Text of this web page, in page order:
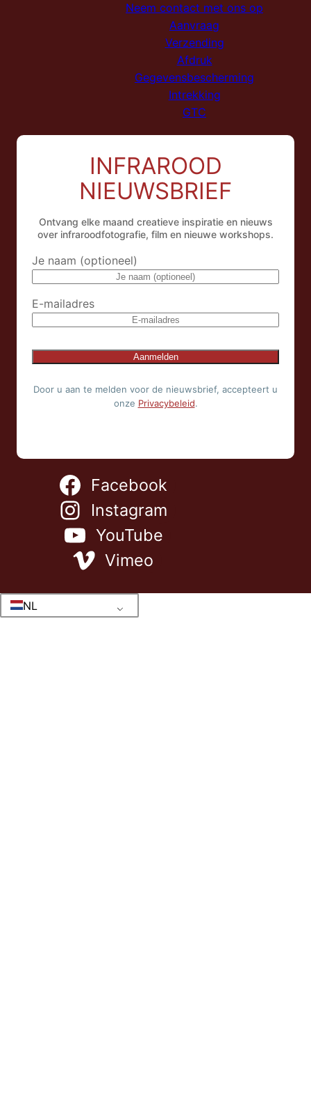
Neem contact met ons op
Aanvraag
Verzending
Afdruk
Gegevensbescherming
Intrekking
GTC
INFRAROOD
NIEUWSBRIEF
Ontvang elke maand creatieve inspiratie en nieuws
over infraroodfotografie, film en nieuwe workshops.
Je naam (optioneel)
E-mailadres
Door u aan te melden voor de nieuwsbrief, accepteert u
onze Privacybeleid.
Facebook
Instagram
YouTube
Vimeo
NL